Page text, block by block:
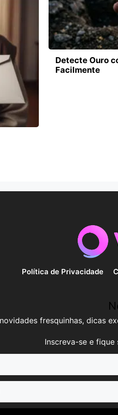
Detecte Ouro
Facilmente
Política de Privacidade
fresquinhas, dicas
Inscreva-se e